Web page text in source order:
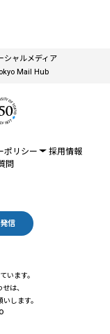
シャルメディア
Mail Hub
ポリシー
採用情報
問
信
います。
は、
します。